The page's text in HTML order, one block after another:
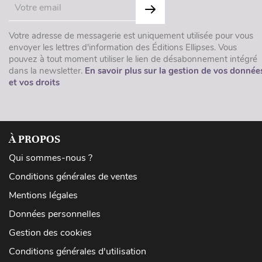
Votre adresse de messagerie est uniquement utilisée pour vous
envoyer les lettres d'information des Éditions Ellipses. Vous
pouvez à tout moment utiliser le lien de désabonnement intégré
dans la newsletter. En savoir plus sur la gestion de vos
et vos droits
À PROPOS
Qui sommes-nous ?
Conditions générales de ventes
Mentions légales
Données personnelles
Gestion des cookies
Conditions générales d'utilisation